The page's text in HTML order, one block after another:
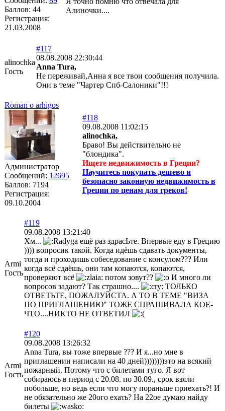
Баллов: 44
Регистрация:
21.03.2008
Алиночки....
alinochka
Гость
#117
08.08.2008 22:30:44
Anna Tura,
Не переживай,Анна я все твои сообщения получила.
Они в теме "Чартер Спб-Салоники"!!!
Roman o arhigos
Администратор
Сообщений: 12695
Баллов: 7194
Регистрация:
09.10.2004
#118
09.08.2008 11:02:15
alinochka,
Браво! Вы действительно не
"блондика".
Ищете недвижимость в Греции?
Научитесь покупать дешево и
безопасно законную недвижимость в
Греции по ценам для греков!
Armi
Гость
#119
09.08.2008 13:21:40
Хм...
ещё раз здрасЬте. Впервые еду в Грецию
)))) вопросик такой. Когда идёшь сдавать документы,
тогда и проходишь собеседование с консулом??? Или
когда всё сдаёшь, они там копаются, копаются,
проверяют всё
потом зовут??
И много ли
вопросов задают? Так страшно....
ТОЛЬКО
ОТВЕТЬТЕ, ПОЖАЛУЙСТА. А ТО В ТЕМЕ "ВИЗА
ПО ПРИГЛАШЕНИЮ" ТОЖЕ СПРАШИВАЛА КОЕ-
ЧТО....НИКТО НЕ ОТВЕТИЛ
Armi
Гость
#120
09.08.2008 13:26:32
Anna Tura, вы тоже впервые ??? И я...но мне в
приглашении написали на 40 дней))))))))это на всякий
пожарный. Потому что с билетами туго. Я вот
собираюсь в период с 20.08. по 30.09., срок взяли
побольше, но ведь если что могу пораньше приехать?! И
не обязательно же 20ого ехать? На 22ое думаю найду
билеты